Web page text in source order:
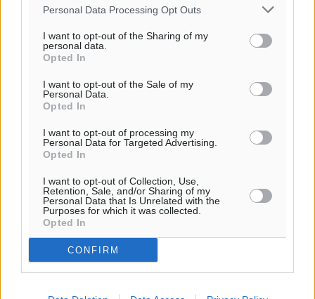
Personal Data Processing Opt Outs
I want to opt-out of the Sharing of my
personal data.
Opted In
I want to opt-out of the Sale of my
Personal Data.
Opted In
I want to opt-out of processing my
Personal Data for Targeted Advertising.
Opted In
I want to opt-out of Collection, Use,
Retention, Sale, and/or Sharing of my
Personal Data that Is Unrelated with the
Purposes for which it was collected.
Opted In
CONFIRM
Ροή ειδήσεων
ΠΑΜΕ ΣΤΟΙΧΗΜΑ: Περισσότερα από 95 εκατομμύρια
ευρώ σε κέρδη μοίρασε τον Ιούλιο
Τοπικές Ειδήσεις
Ολοκλήρωση του έργου αναβάθμισης των
υποδομών του Νεστορίδειου Μελάθρου
Τοπικές Ειδήσεις πριν 27 λεπτά